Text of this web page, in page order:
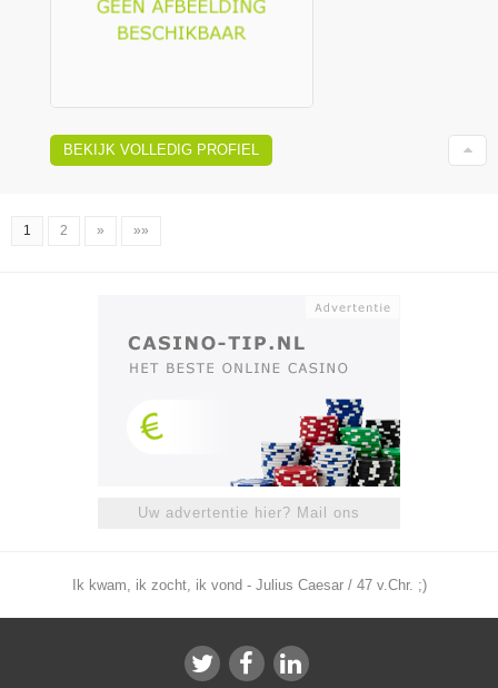
BEKIJK VOLLEDIG PROFIEL
1 2 » »»
Uw advertentie hier? Mail ons
Ik kwam, ik zocht, ik vond - Julius Caesar / 47 v.Chr. ;)